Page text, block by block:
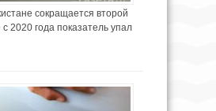
сокращается второй
2020 года показатель упал